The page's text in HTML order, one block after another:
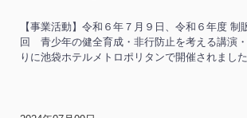
【事業活動】令和６年７月９日、令和６年度 制
回 青少年の健全育成・非行防止を考える講演
りに池袋ホテルメトロポリタンで開催されました